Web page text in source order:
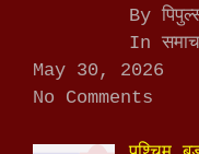
By
In
May 30, 2026
No Comments